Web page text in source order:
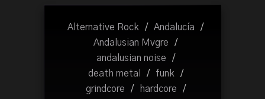
Alternative Rock / Andalucía
/
Andalusian Mvgre
/
andalusian noise
/
death metal
/ funk
/
grindcore
/ hardcore
/